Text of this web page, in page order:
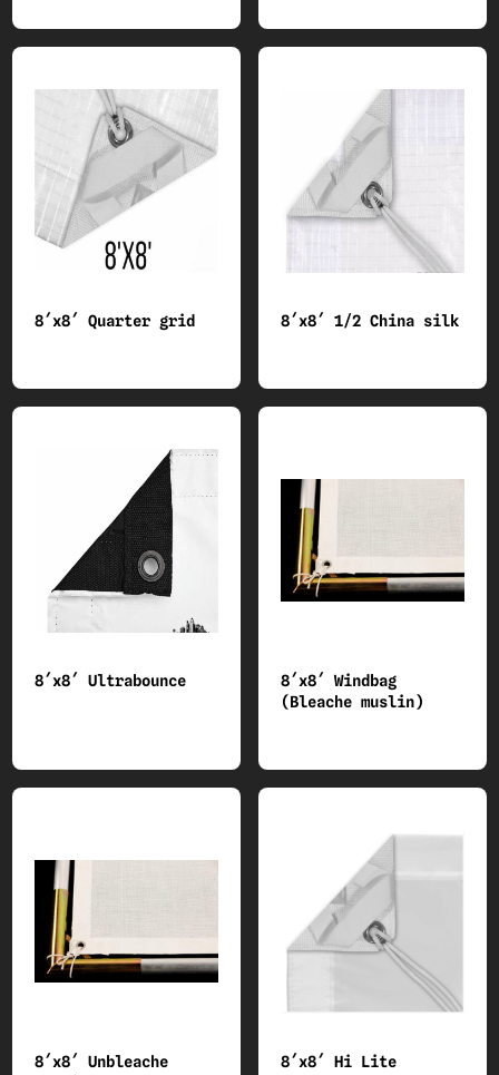
8´x8´ Quarter grid 8´x8´ 1/2 China silk
8´x8´ Ultrabounce
8´x8´ Windbag
(Bleache muslin)
8´x8´ Unbleache
8´x8´ Hi Lite